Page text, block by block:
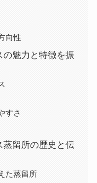
向性
魅力と特徴を振
すさ
蒸留所の歴史と伝
た蒸留所